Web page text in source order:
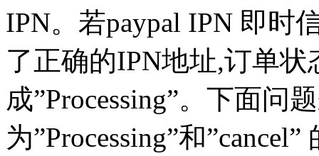
IPN。若paypal IPN 即时
了正确的IPN地址,订单
成”Processing”。下面问
为”Processing”和